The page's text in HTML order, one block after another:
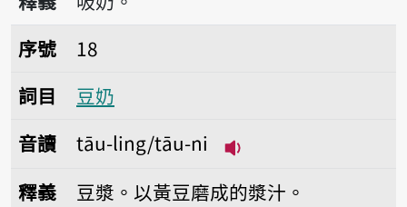
序號18豆奶
序號
18
詞目
豆奶
音讀
tāu-ling/tāu-ni
釋義
豆漿。以黃豆磨成的漿汁。